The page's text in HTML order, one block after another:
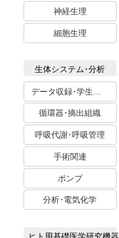
神経生理
細胞生理
生体システム･分析
循環器･摘出組織
呼吸代謝･呼吸管理
手術関連
ポンプ
分析･電気化学